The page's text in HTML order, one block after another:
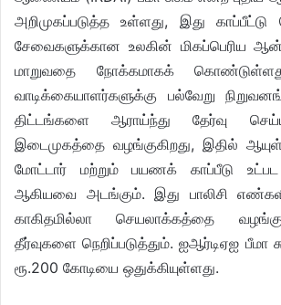
அறிமுகப்படுத்த உள்ளது, இது
சேவைகளுக்கான உலகின் மிகப்பெரிய
மாறுவதை நோக்கமாகக்
வாடிக்கையாளர்களுக்கு பல்வேறு
திட்டங்களை ஆராய்ந்து தேர்வு
இடைமுகத்தை வழங்குகிறது, இதில்
மோட்டார் மற்றும் பயணக் காப்பீடு
ஆகியவை அடங்கும். இது பாலிசி
காகிதமில்லா செயலாக்கத்தை
தீர்வுகளை நெறிப்படுத்தும். ஐஆர்டிஏஐ பீமா
ரூ.200 கோடியை ஒதுக்கியுள்ளது.